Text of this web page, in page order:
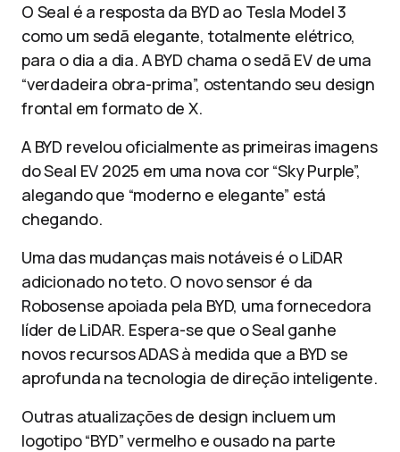
O Seal é a resposta da BYD ao Tesla Model 3
como um sedã elegante, totalmente elétrico,
para o dia a dia. A BYD chama o sedã EV de uma
“verdadeira obra-prima”, ostentando seu design
frontal em formato de X.
A BYD revelou oficialmente as primeiras imagens
do Seal EV 2025 em uma nova cor “Sky Purple”,
alegando que “moderno e elegante” está
chegando.
Uma das mudanças mais notáveis ​​é o LiDAR
adicionado no teto. O novo sensor é da
Robosense apoiada pela BYD, uma fornecedora
líder de LiDAR. Espera-se que o Seal ganhe
novos recursos ADAS à medida que a BYD se
aprofunda na tecnologia de direção inteligente.
Outras atualizações de design incluem um
logotipo “BYD” vermelho e ousado na parte